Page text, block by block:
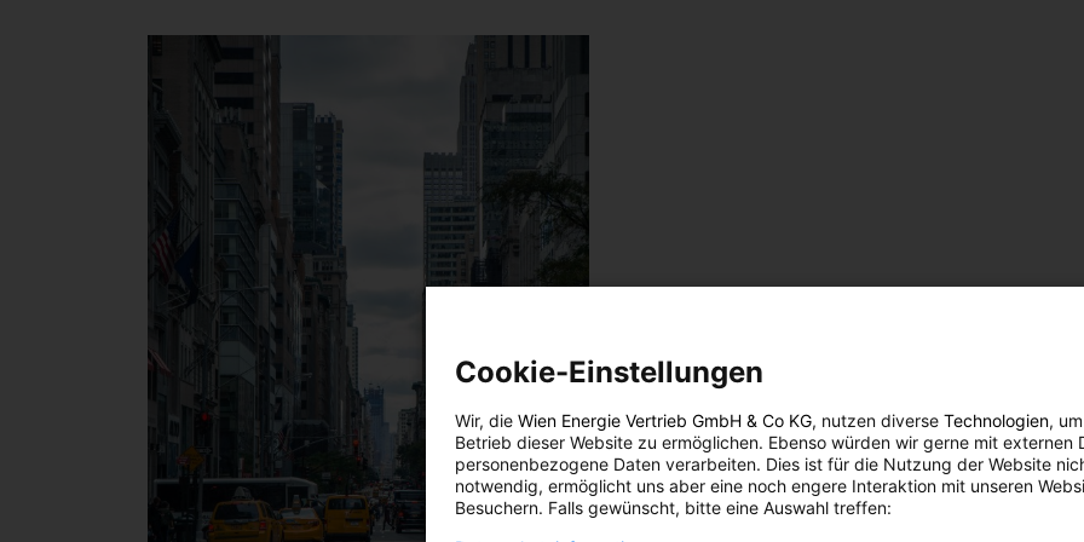
Cookie-Einstellungen
Wir, die Wien Energie Vertrieb GmbH & Co KG, nutzen diverse Technologien,
Betrieb dieser Website zu ermöglichen. Ebenso würden wir gerne mit externen
personenbezogene Daten verarbeiten. Dies ist für die Nutzung der Website
notwendig, ermöglicht uns aber eine noch engere Interaktion mit unseren
Besuchern. Falls gewünscht, bitte eine Auswahl treffen: